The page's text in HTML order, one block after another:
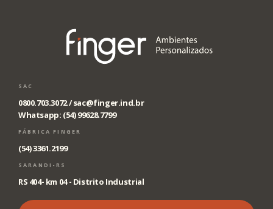
SAC
0800.703.3072 /sac@finger.ind.br
Whatsapp: (54) 99628.7799
FÁBRICA FINGER
(54) 3361.2199
SARANDI-RS
RS 404- km 04 - Distrito Industrial